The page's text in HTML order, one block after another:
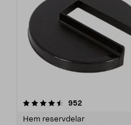
952
Hem reservdelar
3.5 av 5 stjärnor